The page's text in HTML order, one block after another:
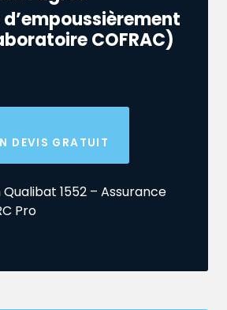
d’empoussièrement
COFRAC)
DEVIS GRATUIT
1552 – Assurance
Pro